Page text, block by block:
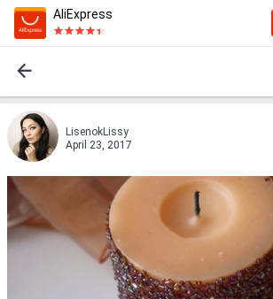
AliExpress
LisenokLissy
April 23, 2017